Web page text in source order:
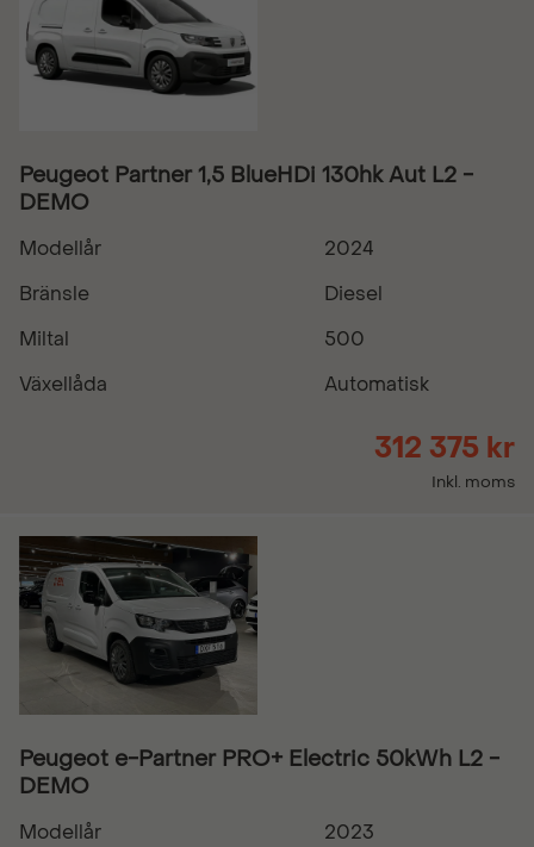
Peugeot Partner 1,5 BlueHDi 130hk Aut L2 -
DEMO
Modellår
2024
Bränsle
Diesel
Miltal
500
Växellåda
Automatisk
312 375 kr
Inkl. moms
Peugeot e-Partner PRO+ Electric 50kWh L2 -
DEMO
Modellår
2023